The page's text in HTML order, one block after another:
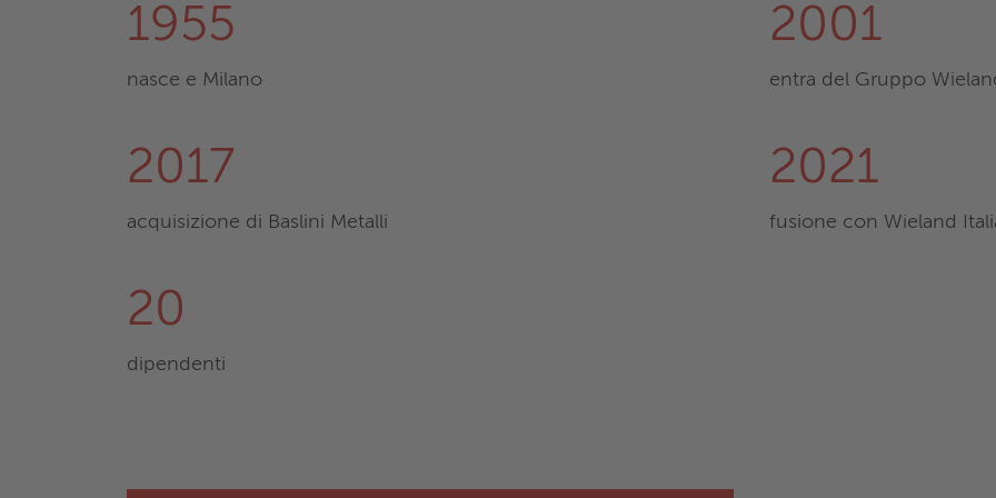
1955
nasce e Milano
2001
entra del Gruppo
2017
acquisizione di Baslini Metalli
2021
fusione con Wieland
20
dipendenti